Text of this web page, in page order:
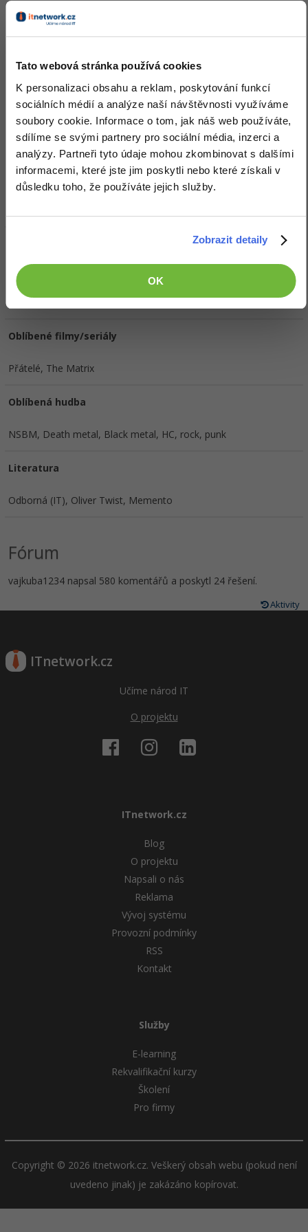
Tato webová stránka používá cookies
K personalizaci obsahu a reklam, poskytování funkcí
sociálních médií a analýze naší návštěvnosti využíváme
soubory cookie. Informace o tom, jak náš web používáte,
sdílíme se svými partnery pro sociální média, inzerci a
analýzy. Partneři tyto údaje mohou zkombinovat s dalšími
informacemi, které jste jim poskytli nebo které získali v
důsledku toho, že používáte jejich služby.
Zobrazit detaily
OK
Skill
vajkuba1234 zatím nezískal žádná ocenění.
Doplňující informace
Česká republika, Ostrava.Vyhledat kolegy
Oblíbené IDE, Editor
Intel i5 4690, ASUS H97-PRO, Corsair 16 GB DDR3 CL9(4x4 kit),
SSD Crucial MX200 250GB, MSI GeForce RTX 2070 Armor, EIZO
FS 2434
Oblíbené filmy/seriály
Přátelé, The Matrix
Oblíbená hudba
NSBM, Death metal, Black metal, HC, rock, punk
Literatura
Odborná (IT), Oliver Twist, Memento
Fórum
vajkuba1234 napsal 580 komentářů a poskytl 24 řešení.
Aktivity
ITnetwork.cz
Učíme národ IT
O projektu
ITnetwork.cz
Blog
O projektu
Napsali o nás
Reklama
Vývoj systému
Provozní podmínky
RSS
Kontakt
Služby
E-learning
Rekvalifikační kurzy
Školení
Pro firmy
Copyright © 2026 itnetwork.cz. Veškerý obsah webu (pokud není
uvedeno jinak) je zakázáno kopírovat.